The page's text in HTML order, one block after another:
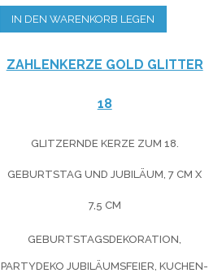
IN DEN WARENKORB LEGEN
ZAHLENKERZE GOLD GLITTER
18
GLITZERNDE KERZE ZUM 18.
GEBURTSTAG UND JUBILÄUM, 7 CM X
7,5 CM
GEBURTSTAGSDEKORATION,
PARTYDEKO JUBILÄUMSFEIER, KUCHEN-